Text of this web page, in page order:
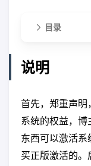
目录
说明
首先，郑重声明
系统的权益，
东西可以激活系
买正版激活的